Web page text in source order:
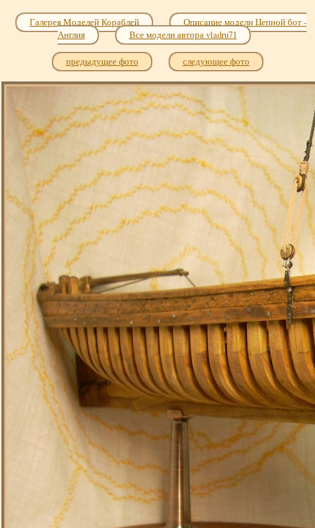
Галерея Моделей Кораблей
Описание модели Цепной бот -
Англия
Все модели автора vladru71
предыдущее фото следующее фото